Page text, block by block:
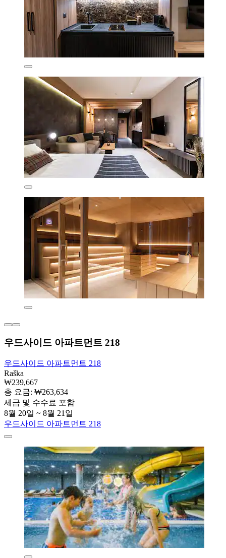
우드사이드 아파트먼트 218
우드사이드 아파트먼트 218
Raška
₩239,667
총 요금: ₩263,634
세금 및 수수료 포함
8월 20일 ~ 8월 21일
우드사이드 아파트먼트 218